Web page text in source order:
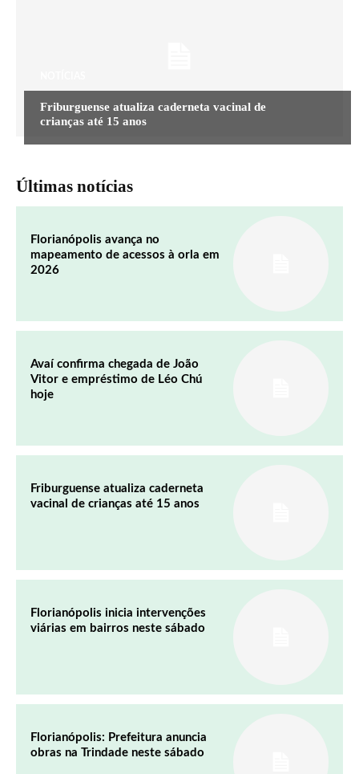
Friburguense atualiza caderneta vacinal de
crianças até 15 anos
Últimas notícias
Florianópolis avança no
mapeamento de acessos à orla em
2026
Avaí confirma chegada de João
Vitor e empréstimo de Léo Chú
hoje
Friburguense atualiza caderneta
vacinal de crianças até 15 anos
Florianópolis inicia intervenções
viárias em bairros neste sábado
Florianópolis: Prefeitura anuncia
obras na Trindade neste sábado